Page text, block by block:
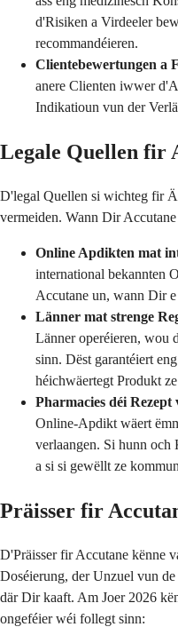
d'Risiken a Virdeeler
recommandéieren.
Clientebewertungen a
anere Clienten iwwer
Indikatioun vun der
Legale Quellen fir
D'legal Quellen si wichteg fir
vermeiden. Wann Dir
Online Apdikten mat
international bekannten
Accutane un, wann Dir
Länner mat strenge
Länner operéieren, wou
sinn. Dëst garantéiert
héichwäertegt Produkt
Pharmacies déi
Online-Apdikt wäert
verlaangen. Si hunn
a si si gewëllt ze
Präisser fir
D'Präisser fir Accutane kënne
Doséierung, der Unzuel vun
där Dir kaaft. Am Joer 2026
ongeféier wéi follegt sinn: